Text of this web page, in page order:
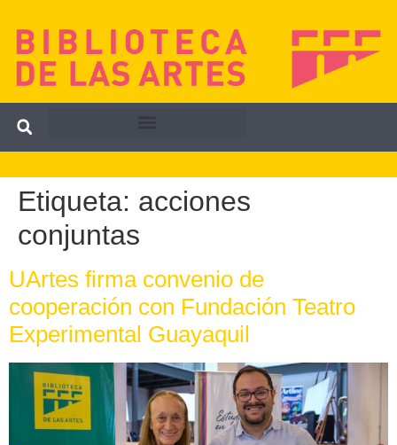
Etiqueta: acciones
conjuntas
UArtes firma convenio de
cooperación con Fundación Teatro
Experimental Guayaquil